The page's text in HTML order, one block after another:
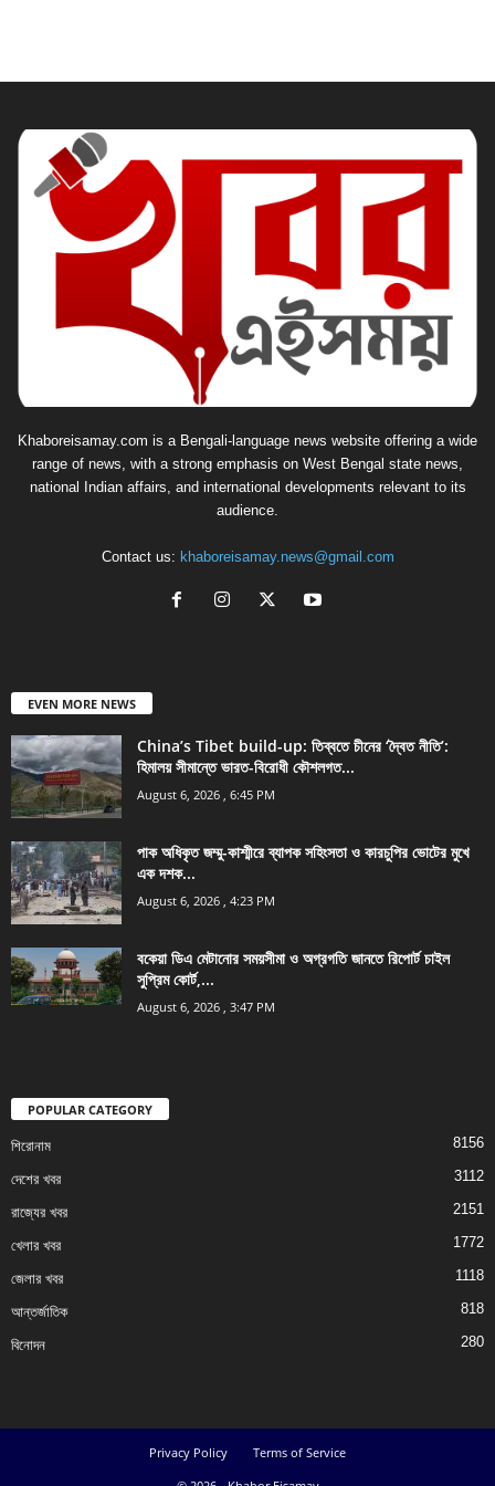
Khaboreisamay.com is a Bengali-language news website offering a wide
range of news, with a strong emphasis on West Bengal state news,
national Indian affairs, and international developments relevant to its
audience.
Contact us: khaboreisamay.news@gmail.com
EVEN MORE NEWS
China’s Tibet build-up: তিব্বতে চীনের ‘দ্বৈত নীতি’:
হিমালয় সীমান্তে ভারত-বিরোধী কৌশলগত...
August 6, 2026 , 6:45 PM
পাক অধিকৃত জম্মু-কাশ্মীরে ব্যাপক সহিংসতা ও কারচুপির ভোটের মুখে
এক দশক...
August 6, 2026 , 4:23 PM
বকেয়া ডিএ মেটানোর সময়সীমা ও অগ্রগতি জানতে রিপোর্ট চাইল
সুপ্রিম কোর্ট,...
August 6, 2026 , 3:47 PM
POPULAR CATEGORY
শিরোনাম 8156
দেশের খবর 3112
রাজ্যের খবর 2151
খেলার খবর 1772
জেলার খবর 1118
আন্তর্জাতিক 818
বিনোদন 280
Privacy Policy
Terms of Service